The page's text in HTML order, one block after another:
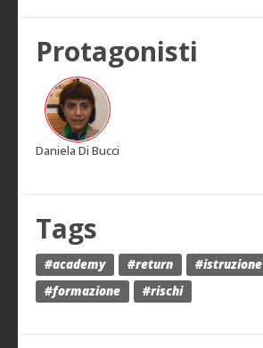
Protagonisti
Daniela Di Bucci
Tags
#academy #return #istruzione
#formazione
#rischi